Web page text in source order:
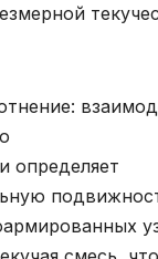
определяет